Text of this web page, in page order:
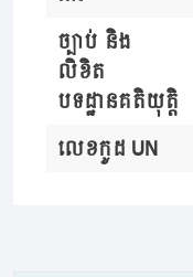
ច្បាប់ និង
លិខិត
បទដ្ឋានគតិយុត្តិ
លេខកូដ UN